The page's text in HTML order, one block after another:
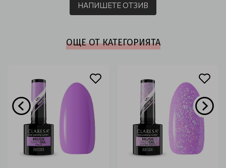
НАПИШЕТЕ ОТЗИВ
ОЩЕ ОТ КАТЕГОРИЯТА